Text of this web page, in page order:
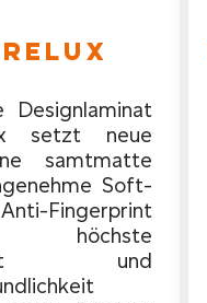
Designlaminat
setzt neue
samtmatte
Soft-
Fingerprint
und